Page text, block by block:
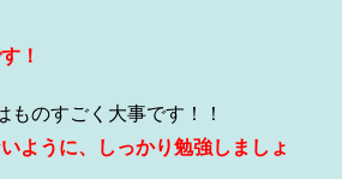
！
ものすごく大事です！！
ように、しっかり勉強しましょ